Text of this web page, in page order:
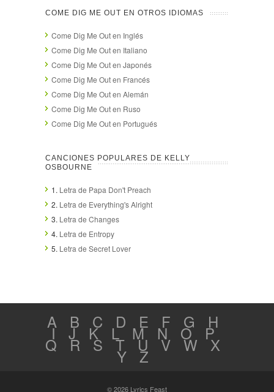
COME DIG ME OUT EN OTROS IDIOMAS
Come Dig Me Out en Inglés
Come Dig Me Out en Italiano
Come Dig Me Out en Japonés
Come Dig Me Out en Francés
Come Dig Me Out en Alemán
Come Dig Me Out en Ruso
Come Dig Me Out en Portugués
CANCIONES POPULARES DE KELLY
OSBOURNE
1. Letra de Papa Don't Preach
2. Letra de Everything's Alright
3. Letra de Changes
4. Letra de Entropy
5. Letra de Secret Lover
A B C D E F G H
I J K L M N O P
Q R S T U V W X
Y Z
© 2026 Lyrics Feast